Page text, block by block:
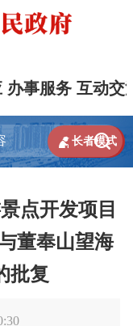
办事服务 互动交

 长者模式
点开发项目
董奉山望海
批复